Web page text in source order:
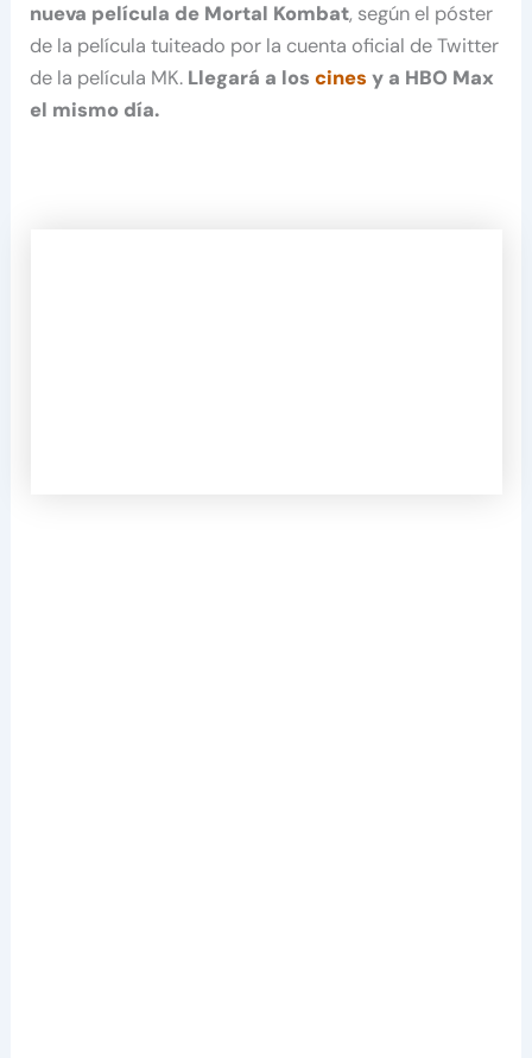
nueva película de Mortal Kombat, según el póster
de la película tuiteado por la cuenta oficial de Twitter
de la película MK. Llegará a los cines y a HBO Max
el mismo día.